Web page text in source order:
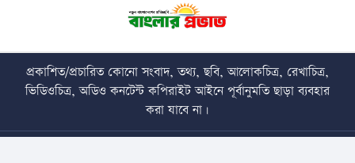
প্রকাশিত/প্রচারিত কোনো সংবাদ, তথ্য, ছবি, আলোকচিত্র, রেখাচিত্র,
ভিডিওচিত্র, অডিও কনটেন্ট কপিরাইট আইনে পূর্বানুমতি ছাড়া ব্যবহার
করা যাবে না।